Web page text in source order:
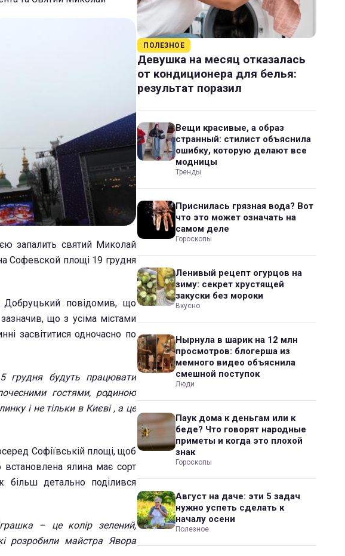
запалить святий Миколай
Софевской площі 19 грудня
Добруцький повідомив, що
що з усіма містами
засвітитися одночасно по
грудня будуть працювати
гостями, родиною
і не тільки в Києві , а це
Софіївській площі, щоб
ялина має сорт
детально поділився
– це колір зелений,
розробили майстра Явора
ПОЛЕЗНОЕ
Девушка на месяц отказалась
от кондиционера для белья:
результат поразил
Вещи красивые, а образ
странный: стилист объяснила
ошибку, которую делают все
модницы
Тренды
Приснилась грязная вода? Вот
что это может означать на
самом деле
Гороскопы
Ленивый рецепт огурцов на
зиму: секрет хрустящей
закуски без мороки
Вкусно
Нырнула в шарик на 12 млн
просмотров: блогерша из
мемного видео объяснила
смешной поступок
Люди
Паук дома к деньгам или к
беде? Что говорят народные
приметы и когда это плохой
знак
Гороскопы
Август на даче: эти 5 задач
нужно успеть сделать к
началу осени
Полезное